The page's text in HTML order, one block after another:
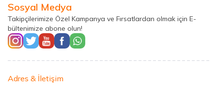
Sosyal Medya
Takipçilerimize Özel Kampanya ve Fırsatlardan olmak için E-
bültenimize abone olun!
Adres & İletişim